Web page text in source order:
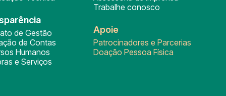
de Gestão
de Contas
Humanos
e Serviços
Trabalhe conosco
Apoie
Patrocinadores e Parcerias
Doação Pessoa Física